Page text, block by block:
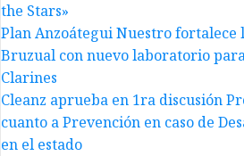
the Stars»
Plan Anzoátegui Nuestro fortalece
Bruzual con nuevo laboratorio
Clarines
Cleanz aprueba en 1ra discusión
cuanto a Prevención en caso de
en el estado